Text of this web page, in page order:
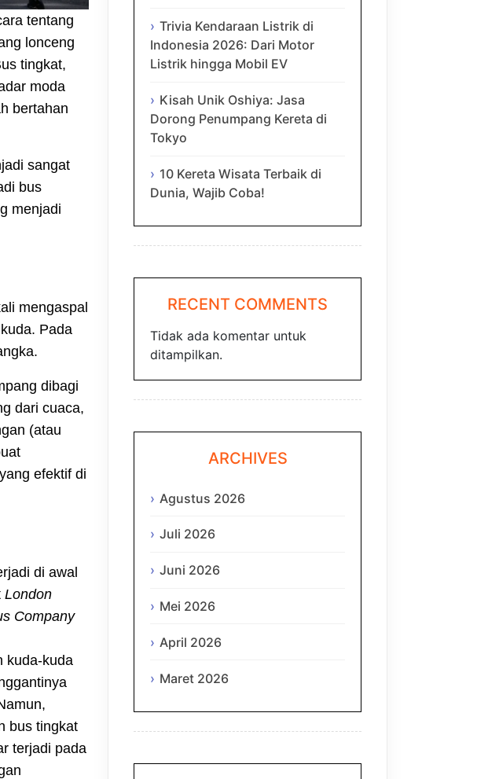
tentang
lonceng
tingkat,
moda
bertahan
sangat
bus
menjadi
mengaspal
Pada
dibagi
dari cuaca,
(atau
efektif di
di awal
London
Company
kuda-kuda
bus tingkat
terjadi pada
Trivia Kendaraan Listrik di
Indonesia 2026: Dari Motor
Listrik hingga Mobil EV
Kisah Unik Oshiya: Jasa
Dorong Penumpang Kereta di
Tokyo
10 Kereta Wisata Terbaik di
Dunia, Wajib Coba!
RECENT COMMENTS
Tidak ada komentar untuk
ditampilkan.
ARCHIVES
Agustus 2026
Juli 2026
Juni 2026
Mei 2026
April 2026
Maret 2026